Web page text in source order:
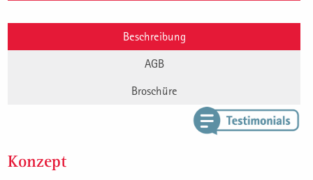
Beschreibung
AGB
Broschüre
Konzept